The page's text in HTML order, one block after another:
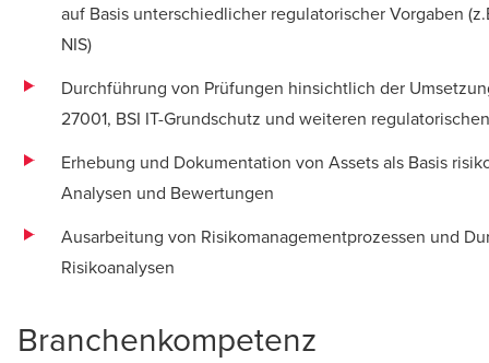
auf Basis unterschiedlicher regulatorischer Vorgaben
NIS)
Durchführung von Prüfungen hinsichtlich der
27001, BSI IT-Grundschutz und weiteren
Erhebung und Dokumentation von Assets als Basis
Analysen und Bewertungen
Ausarbeitung von Risikomanagementprozessen und
Risikoanalysen
Branchenkompetenz